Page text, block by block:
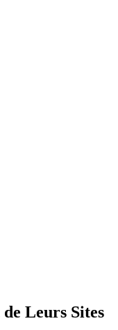
Leurs Sites